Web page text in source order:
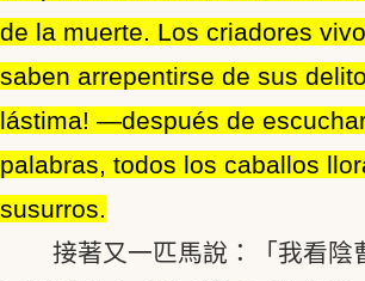
de la muerte. Los criadores
saben arrepentirse de sus
lástima! ―después de
palabras, todos los caballos
susurros.
接著又一匹馬說：「我看陰